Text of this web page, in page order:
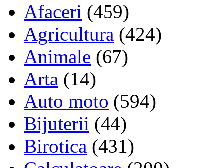
Afaceri (459)
Agricultura (424)
Animale (67)
Arta (14)
Auto moto (594)
Bijuterii (44)
Birotica (431)